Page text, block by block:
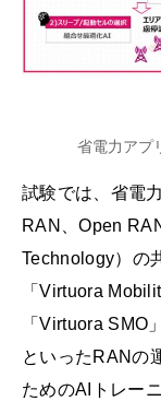
省電力アプ
試験では、省電
RAN、Open
Technology）の
「Virtuora
「Virtuora SMO
といったRANの
ためのAIトレー